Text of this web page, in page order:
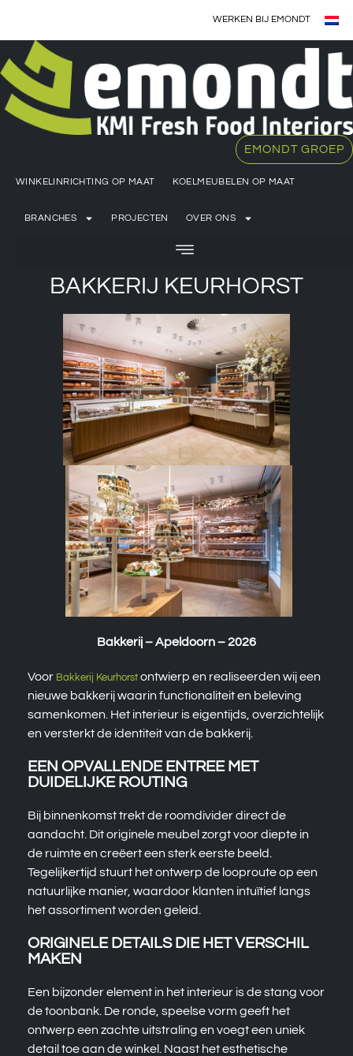
WERKEN BIJ EMONDT
EMONDT GROEP
WINKELINRICHTING OP MAAT KOELMEUBELEN OP MAAT
BRANCHES PROJECTEN OVER ONS
BAKKERIJ KEURHORST
Bakkerij – Apeldoorn – 2026
Voor Bakkerij Keurhorst ontwierp en realiseerden wij een
nieuwe bakkerij waarin functionaliteit en beleving
samenkomen. Het interieur is eigentijds, overzichtelijk
en versterkt de identiteit van de bakkerij.
EEN OPVALLENDE ENTREE MET
DUIDELIJKE ROUTING
Bij binnenkomst trekt de roomdivider direct de
aandacht. Dit originele meubel zorgt voor diepte in
de ruimte en creëert een sterk eerste beeld.
Tegelijkertijd stuurt het ontwerp de looproute op een
natuurlijke manier, waardoor klanten intuïtief langs
het assortiment worden geleid.
ORIGINELE DETAILS DIE HET VERSCHIL
MAKEN
Een bijzonder element in het interieur is de stang voor
de toonbank. De ronde, speelse vorm geeft het
ontwerp een zachte uitstraling en voegt een uniek
detail toe aan de winkel. Naast het esthetische